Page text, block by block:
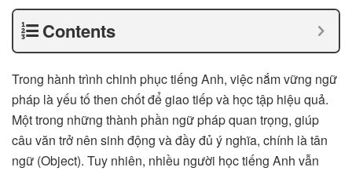
Contents
Trong hành trình chinh phục tiếng Anh, việc nắm vững ngữ
pháp là yếu tố then chốt để giao tiếp và học tập hiệu quả.
Một trong những thành phần ngữ pháp quan trọng, giúp
câu văn trở nên sinh động và đầy đủ ý nghĩa, chính là tân
ngữ (Object). Tuy nhiên, nhiều người học tiếng Anh vẫn